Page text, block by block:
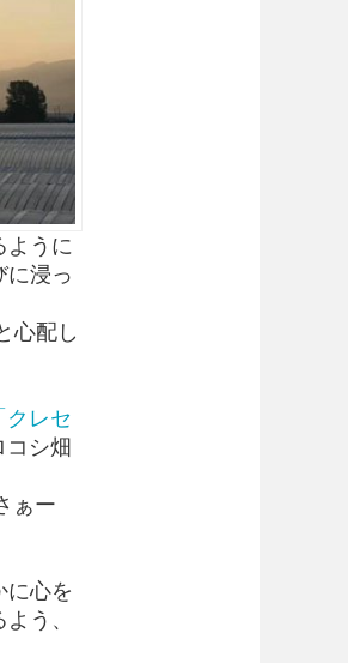
ように
に浸っ
心配し
クレセ
コシ畑
ぁー
に心を
う、